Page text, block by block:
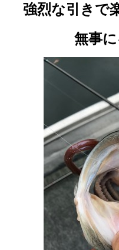
強烈な引きで
無事